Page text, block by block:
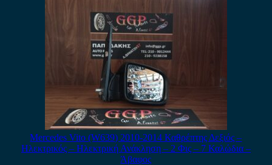
Mercedes Vito (W639) 2010-2014 Καθρέπτης Δεξιός –
Ηλεκτρικός – Ηλεκτρική Ανάκληση – 2 Φις – 7 Καλώδια –
Άβαφος